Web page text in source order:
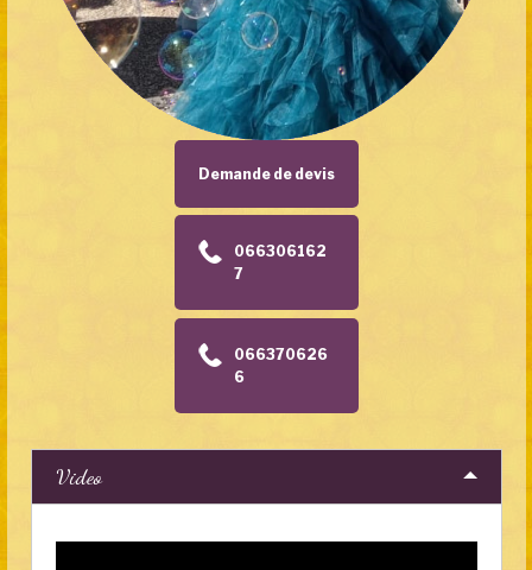
Demande de devis
066306162
7
066370626
6
Video